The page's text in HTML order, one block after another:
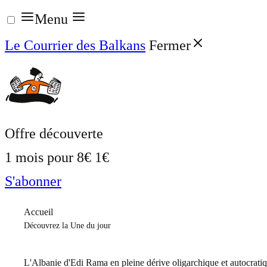
Aller
au
contenu
Menu
Le Courrier des Balkans Fermer
Offre découverte
1 mois pour 8€ 1€
S'abonner
Accueil
Découvrez la Une du jour
L'Albanie d'Edi Rama en pleine dérive oligarchique et